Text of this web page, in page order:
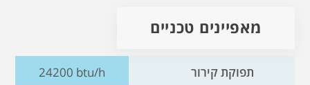
מאפיינים טכניים
תפוקת קירור 24200 btu/h